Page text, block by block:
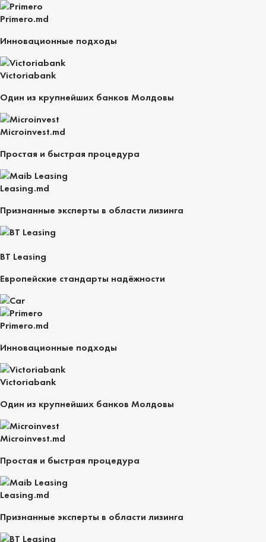
Primero.md
Инновационные подходы
Victoriabank
Один из крупнейших банков Молдовы
Microinvest.md
Простая и быстрая процедура
Leasing.md
Признанные эксперты в области лизинга
BT Leasing
Европейские стандарты надёжности
Primero.md
Инновационные подходы
Victoriabank
Один из крупнейших банков Молдовы
Microinvest.md
Простая и быстрая процедура
Leasing.md
Признанные эксперты в области лизинга